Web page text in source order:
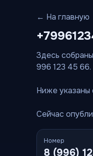
← На главную
Здесь
996 123 45 66.
Ниже указаны
Сейчас
Номер
8 (996)